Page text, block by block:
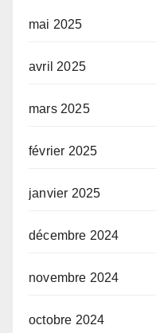
mai 2025
avril 2025
mars 2025
février 2025
janvier 2025
décembre 2024
novembre 2024
octobre 2024